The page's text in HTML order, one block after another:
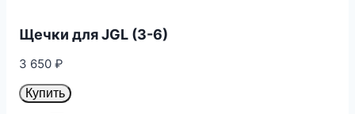
Щечки для JGL (3-6)
3 650₽
Купить